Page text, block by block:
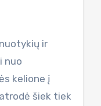
nuo
kelione į
šiek tiek